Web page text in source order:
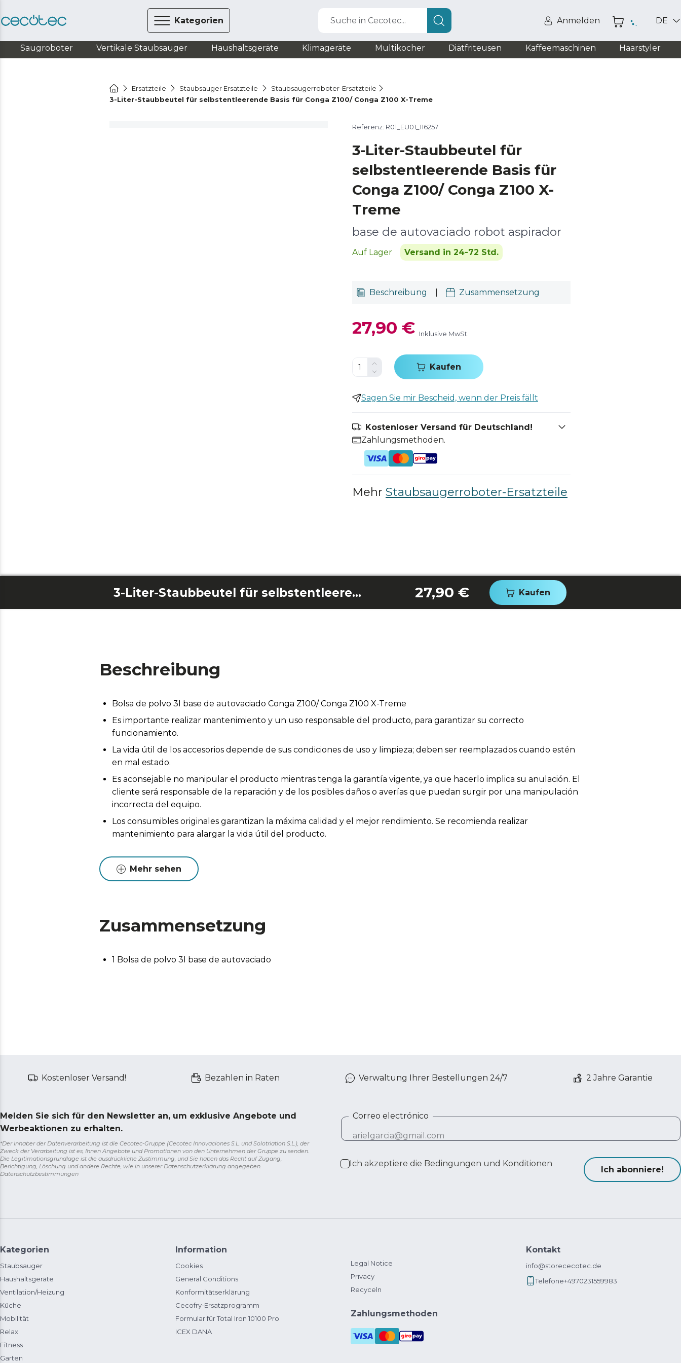
Kategorien Suche in Cecotec... Anmelden DE
Saugroboter Vertikale Staubsauger Haushaltsgeräte Klimageräte Multikocher Diätfriteusen Kaffeemaschinen Haarstyler
Ersatzteile Staubsauger Ersatzteile
Staubsaugerroboter-Ersatzteile
3-Liter-Staubbeutel für selbstentleerende Basis für Conga Z100/ Conga Z100 X-Treme
Referenz: R01_EU01_116257
3-Liter-Staubbeutel für
selbstentleerende Basis für
Conga Z100/ Conga Z100 X-
Treme
base de autovaciado robot aspirador
Auf Lager Versand in 24-72 Std.
Beschreibung Zusammensetzung
27,90 € Inklusive MwSt.
Kaufen
Sagen Sie mir Bescheid, wenn der Preis fällt
Kostenloser Versand für Deutschland!
Zahlungsmethoden.
Mehr Staubsaugerroboter-Ersatzteile
3-Liter-Staubbeutel für selbstentleerende Basis für Conga Z100/ Conga Z100 X-Treme 27,90 € Kaufen
Beschreibung
Bolsa de polvo 3l base de autovaciado Conga Z100/ Conga Z100 X-Treme
Es importante realizar mantenimiento y un uso responsable del producto, para garantizar su correcto
funcionamiento.
La vida útil de los accesorios depende de sus condiciones de uso y limpieza; deben ser reemplazados cuando estén
en mal estado.
Es aconsejable no manipular el producto mientras tenga la garantía vigente, ya que hacerlo implica su anulación. El
cliente será responsable de la reparación y de los posibles daños o averías que puedan surgir por una manipulación
incorrecta del equipo.
Los consumibles originales garantizan la máxima calidad y el mejor rendimiento. Se recomienda realizar
mantenimiento para alargar la vida útil del producto.
Mehr sehen
Zusammensetzung
1 Bolsa de polvo 3l base de autovaciado
Kostenloser Versand! Bezahlen in Raten Verwaltung Ihrer Bestellungen 24/7 2 Jahre Garantie
Melden Sie sich für den Newsletter an, um exklusive Angebote und
Werbeaktionen zu erhalten.
*Der Inhaber der Datenverarbeitung ist die Cecotec-Gruppe (Cecotec Innovaciones S.L. und Solotriatlon S.L.), der
Zweck der Verarbeitung ist es, Ihnen Angebote und Promotionen von den Unternehmen der Gruppe zu senden.
Die Legitimationsgrundlage ist die ausdrückliche Zustimmung, und Sie haben das Recht auf Zugang,
Berichtigung, Löschung und andere Rechte, wie in unserer Datenschutzerklärung angegeben.
Datenschutzbestimmungen
Correo electrónico
Ich akzeptiere die Bedingungen und Konditionen
Ich abonniere!
Kategorien
Staubsauger
Haushaltsgeräte
Ventilation/Heizung
Küche
Mobilität
Relax
Fitness
Garten
Information
Cookies
General Conditions
Konformitätserklärung
Cecofry-Ersatzprogramm
Formular für Total Iron 10100 Pro
ICEX DANA
Legal Notice
Privacy
Recyceln
Zahlungsmethoden
Kontakt
info@storececotec.de
Telefone+4970231559983